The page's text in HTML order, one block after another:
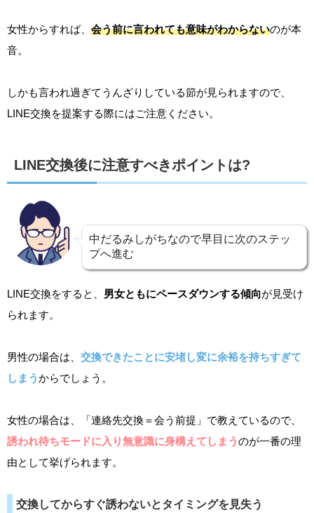
女性からすれば、 会う前に言われても意味がわからないのが本
音。
しかも言われ過ぎてうんざりしている節が見られますので、
LINE交換を提案する際にはご注意ください。
LINE交換後に注意すべきポイントは?
中だるみしがちなので早目に次のステッ
プへ進む
LINE交換をすると、 男女ともにペースダウンする傾向が見受け
られます。
男性の場合は、 交換できたことに安堵し変に余裕を持ちすぎて
しまうからでしょう。
女性の場合は、「連絡先交換＝会う前提」で教えているので、
誘われ待ちモードに入り無意識に身構えてしまうのが一番の理
由として挙げられます。
交換してからすぐ誘わないとタイミングを見失う